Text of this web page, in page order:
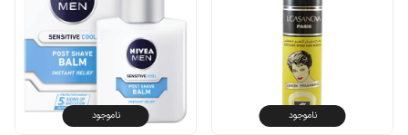
ناموجود ناموجود